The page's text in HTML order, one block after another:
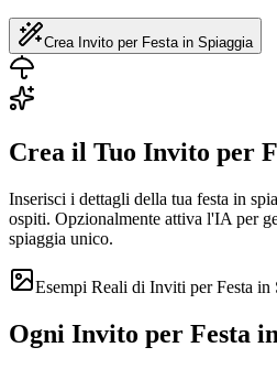
Crea Invito per Festa in Spiaggia
Crea il Tuo Invito per
Inserisci i dettagli della tua festa in
ospiti. Opzionalmente attiva l'IA per
spiaggia unico.
Esempi Reali di Inviti per Festa in
Ogni Invito per Festa